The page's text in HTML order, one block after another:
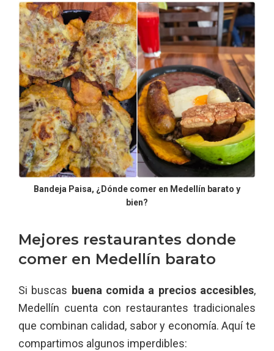
Bandeja Paisa, ¿Dónde comer en Medellín barato y
bien?
Mejores restaurantes donde
comer en Medellín barato
Si buscas buena comida a precios accesibles,
Medellín cuenta con restaurantes tradicionales
que combinan calidad, sabor y economía. Aquí te
compartimos algunos imperdibles: